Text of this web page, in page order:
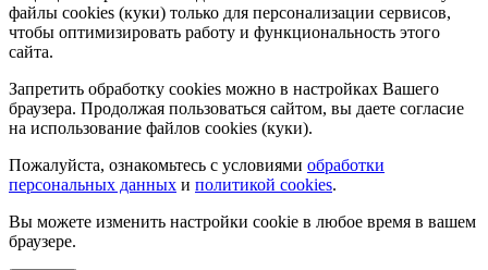
файлы cookies (куки) только для персонализации сервисов,
чтобы оптимизировать работу и функциональность этого
сайта.
Запретить обработку cookies можно в настройках Вашего
браузера. Продолжая пользоваться сайтом, вы даете согласие
на использование файлов cookies (куки).
Пожалуйста, ознакомьтесь с условиями обработки
персональных данных и политикой cookies.
Вы можете изменить настройки cookie в любое время в вашем
браузере.